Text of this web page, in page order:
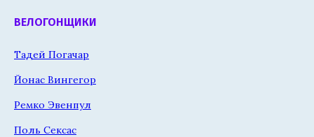
ВЕЛОГОНЩИКИ
Тадей Погачар
Йонас Вингегор
Ремко Эвенпул
Поль Сексас